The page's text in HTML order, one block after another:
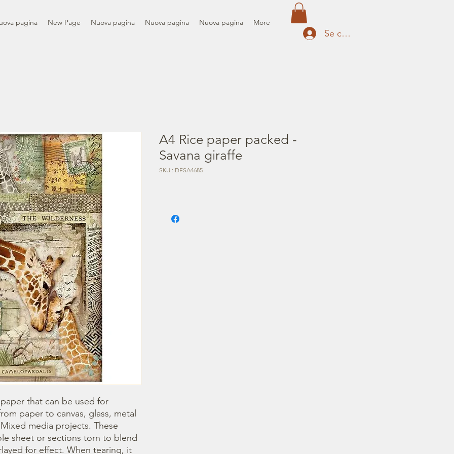
pagina New Page Nuova pagina Nuova pagina Nuova pagina More
Se connecter
that can be used for
paper to canvas, glass, metal
media projects. These
sheet or sections torn to blend
for effect. When tearing, it
A4 Rice paper packed -
Savana giraffe
SKU : DFSA4685